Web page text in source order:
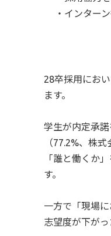
・インター
28卒採用にお
ます。
学生が内定承
（77.2%、株
「誰と働くか
す。
一方で「現場
志望度が下が